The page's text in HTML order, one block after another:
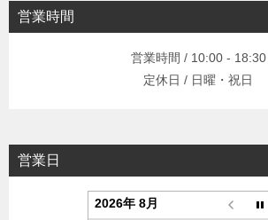
営業時間
営業時間 / 10:00 - 18:30
定休日 / 日曜・祝日
営業日
2026年 8月